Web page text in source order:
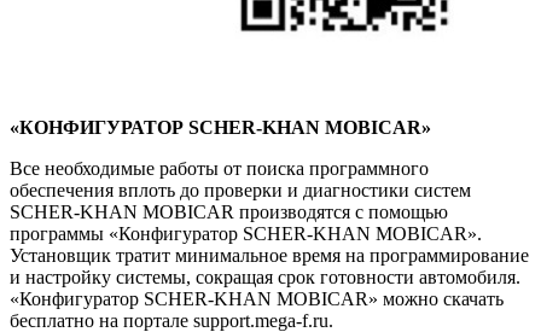
«КОНФИГУРАТОР SCHER-KHAN MOBICAR»
Все необходимые работы от поиска программного
обеспечения вплоть до проверки и диагностики систем
SCHER-KHAN MOBICAR производятся с помощью
программы «Конфигуратор SCHER-KHAN MOBICAR».
Установщик тратит минимальное время на программирование
и настройку системы, сокращая срок готовности автомобиля.
«Конфигуратор SCHER-KHAN MOBICAR» можно скачать
бесплатно на портале support.mega-f.ru.